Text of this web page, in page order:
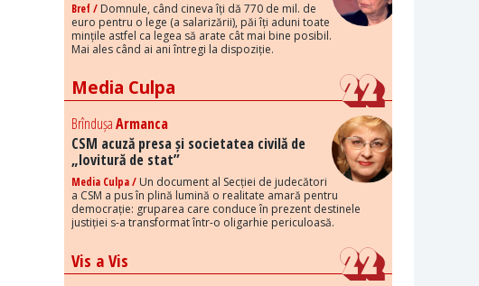
Bref / Domnule, când cineva îți dă 770 de mil. de
euro pentru o lege (a salarizării), păi îți aduni toate
mințile astfel ca legea să arate cât mai bine posibil.
Mai ales când ai ani întregi la dispoziție.
Media Culpa
BrîndușaArmanca
CSM acuză presa și societatea civilă de
„lovitură de stat”
Media Culpa / Un document al Secției de judecători
a CSM a pus în plină lumină o realitate amară pentru
democrație: gruparea care conduce în prezent destinele
justiției s-a transformat într-o oligarhie periculoasă.
Vis a Vis